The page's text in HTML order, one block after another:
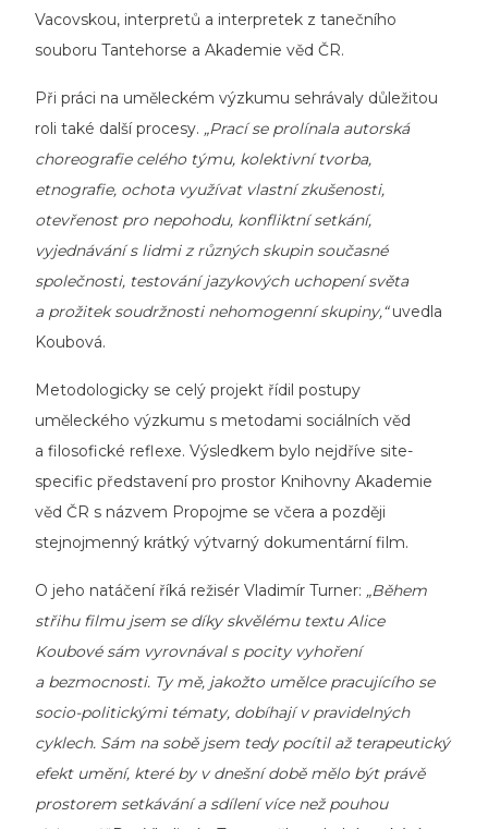
Vacovskou, interpretů a interpretek z tanečního
souboru Tantehorse a Akademie věd ČR.
Při práci na uměleckém výzkumu sehrávaly důležitou
roli také další procesy. „Prací se prolínala autorská
choreografie celého týmu, kolektivní tvorba,
etnografie, ochota využívat vlastní zkušenosti,
otevřenost pro nepohodu, konfliktní setkání,
vyjednávání s lidmi z různých skupin současné
společnosti, testování jazykových uchopení světa
a prožitek soudržnosti nehomogenní skupiny,“uvedla
Koubová.
Metodologicky se celý projekt řídil postupy
uměleckého výzkumu s metodami sociálních věd
a filosofické reflexe. Výsledkem bylo nejdříve site-
specific představení pro prostor Knihovny Akademie
věd ČR s názvem Propojme se včera a později
stejnojmenný krátký výtvarný dokumentární film.
O jeho natáčení říká režisér Vladimír Turner: „Během
střihu filmu jsem se díky skvělému textu Alice
Koubové sám vyrovnával s pocity vyhoření
a bezmocnosti. Ty mě, jakožto umělce pracujícího se
socio-politickými tématy, dobíhají v pravidelných
cyklech. Sám na sobě jsem tedy pocítil až terapeutický
efekt umění, které by v dnešní době mělo být právě
prostorem setkávání a sdílení více než pouhou